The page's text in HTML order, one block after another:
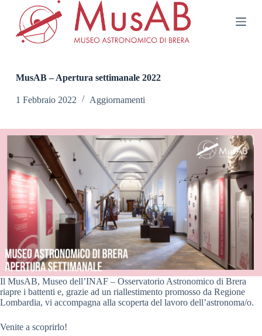
e
n
t
o
MusAB – Apertura settimanale 2022
1 Febbraio 2022 Aggiornamenti
Il MusAB, Museo dell’INAF – Osservatorio Astronomico di Brera
riapre i battenti e, grazie ad un riallestimento promosso da Regione
Lombardia, vi accompagna alla scoperta del lavoro dell’astronoma/o.
Venite a scoprirlo!